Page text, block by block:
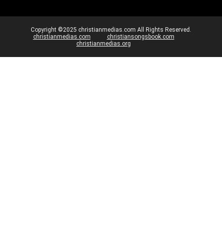
Copyright ©2025 christianmedias.com All Rights Reserved.
christianmedias.com
christiansongsbook.com
christianmedias.org